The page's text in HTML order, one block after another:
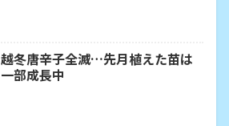
越冬唐辛子全滅…先月植えた苗は
一部成長中